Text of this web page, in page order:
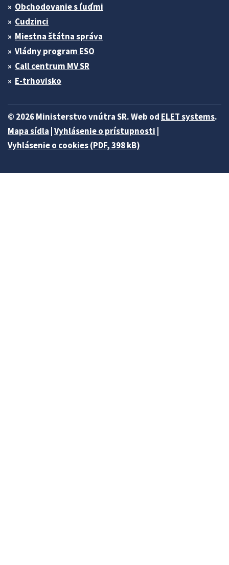
Obchodovanie s ľuďmi
Cudzinci
Miestna štátna správa
Vládny program ESO
Call centrum MV SR
E-trhovisko
© 2026 Ministerstvo vnútra SR. Web od ELET systems.
Mapa sídla Vyhlásenie o prístupnosti
Vyhlásenie o cookies (PDF, 398 kB)